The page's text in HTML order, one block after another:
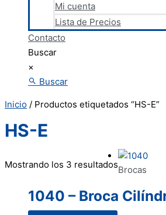
Mi cuenta
Lista de Precios
Contacto
Buscar
×
Buscar
Inicio / Productos etiquetados “HS-E”
HS-E
Mostrando los 3 resultadosBrocas
1040 – Broca